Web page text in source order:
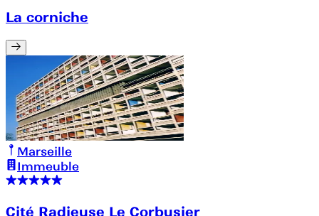
La corniche
Marseille
Immeuble
Cité Radieuse Le Corbusier